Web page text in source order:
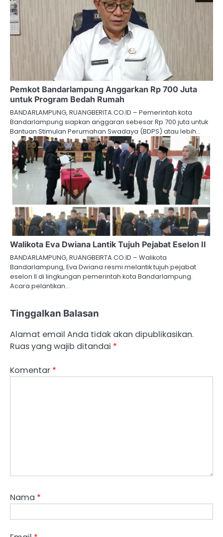
Pemkot Bandarlampung Anggarkan Rp 700 Juta
untuk Program Bedah Rumah
BANDARLAMPUNG, RUANGBERITA.CO.ID – Pemerintah kota
Bandarlampung siapkan anggaran sebesar Rp 700 juta untuk
Bantuan Stimulan Perumahan Swadaya (BDPS) atau lebih…
Walikota Eva Dwiana Lantik Tujuh Pejabat Eselon II
BANDARLAMPUNG, RUANGBEIRTA.CO.ID – Walikota
Bandarlampung, Eva Dwiana resmi melantik tujuh pejabat
eselon II di lingkungan pemerintah kota Bandarlampung.
Acara pelantikan…
Tinggalkan Balasan
Alamat email Anda tidak akan dipublikasikan.
Ruas yang wajib ditandai *
Komentar *
Nama *